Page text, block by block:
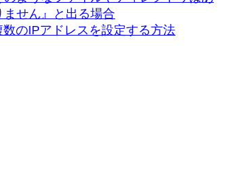
せん』と出る場合
のIPアドレスを設定する方法